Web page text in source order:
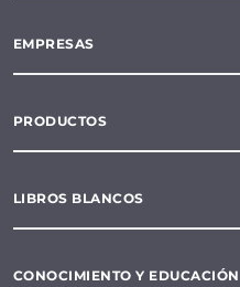
EMPRESAS
PRODUCTOS
LIBROS BLANCOS
CONOCIMIENTO Y EDUCACIÓN